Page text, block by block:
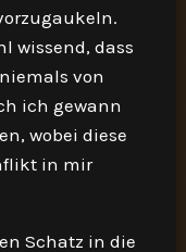
wissend, dass
von
ich gewann
wobei diese
in mir
Schatz in die